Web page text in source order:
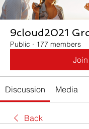
9cloud2021
Public · 177 members
Join
Discussion Media
Back